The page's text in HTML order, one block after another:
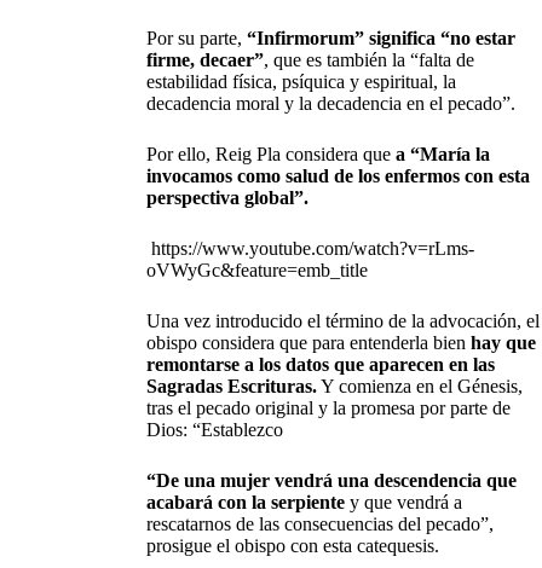
Por su parte, “Infirmorum” significa “no estar
firme, decaer”, que es también la “falta de
estabilidad física, psíquica y espiritual, la
decadencia moral y la decadencia en el pecado”.
Por ello, Reig Pla considera que a “María la
invocamos como salud de los enfermos con esta
perspectiva global”.
https://www.youtube.com/watch?v=rLms-
oVWyGc&feature=emb_title
Una vez introducido el término de la advocación, el
obispo considera que para entenderla bien hay que
remontarse a los datos que aparecen en las
Sagradas Escrituras.Y comienza en el Génesis,
tras el pecado original y la promesa por parte de
Dios: “Establezco
“De una mujer vendrá una descendencia que
acabará con la serpientey que vendrá a
rescatarnos de las consecuencias del pecado”,
prosigue el obispo con esta catequesis.